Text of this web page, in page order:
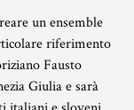
un ensemble
riferimento
Fausto
Giulia e sarà